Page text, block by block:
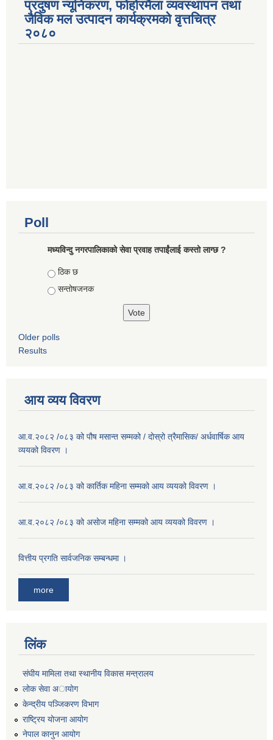
प्रदुषण न्यूनिकरण, फोहोरमैला व्यवस्थापन तथा
जैविक मल उत्पादन कार्यक्रमको वृत्तचित्र
२०८०
Poll
मध्यविन्दु नगरपालिकाको सेवा प्रवाह तपाईंलाई कस्तो लाग्छ ?
Choices
ठिक छ
सन्तोषजनक
Older polls
Results
आय व्यय विवरण
आ.व.२०८२ /०८३ को पौष मसान्त सम्मको / दोस्रो त्रैमासिक/ अर्धवार्षिक आय
व्ययको विवरण ।
आ.व.२०८२ /०८३ को कार्तिक महिना सम्मको आय व्ययको विवरण ।
आ.व.२०८२ /०८३ को असाेज महिना सम्मको आय व्ययको विवरण ।
वित्तीय प्रगति सार्वजनिक सम्बन्धमा ।
more
लिंक
संघीय मामिला तथा स्थानीय विकास मन्त्रालय
लोक सेवा अायाेग
केन्द्रीय पञ्जिकरण विभाग
राष्ट्रिय योजना आयोग
नेपाल कानुन आयोग